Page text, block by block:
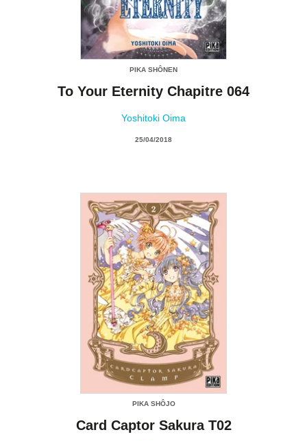
PIKA SHÔNEN
To Your Eternity Chapitre 064
Yoshitoki Oima
25/04/2018
PIKA SHÔJO
Card Captor Sakura T02